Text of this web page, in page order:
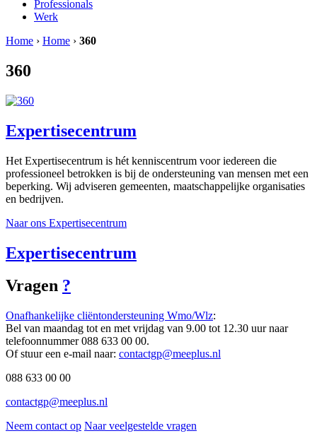
Professionals
Werk
Home › Home › 360
360
Expertisecentrum
Het Expertisecentrum is hét kenniscentrum voor iedereen die
professioneel betrokken is bij de ondersteuning van mensen met een
beperking. Wij adviseren gemeenten, maatschappelijke organisaties
en bedrijven.
Naar ons Expertisecentrum
Expertisecentrum
Vragen ?
Onafhankelijke cliëntondersteuning Wmo/Wlz:
Bel van maandag tot en met vrijdag van 9.00 tot 12.30 uur naar
telefoonnummer 088 633 00 00.
Of stuur een e-mail naar: contactgp@meeplus.nl
088 633 00 00
contactgp@meeplus.nl
Neem contact op Naar veelgestelde vragen